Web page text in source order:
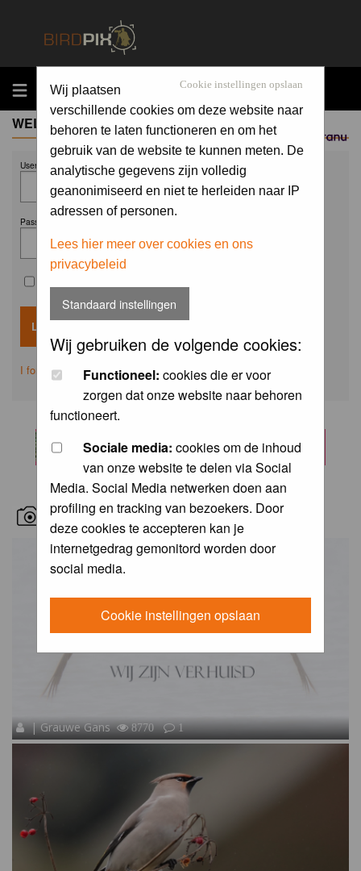
MENU
Sponsored by
Cookie instellingen opslaan
Wij plaatsen
verschillende cookies om deze website naar
behoren te laten functioneren en om het
gebruik van de website te kunnen meten. De
analytische gegevens zijn volledig
geanonimiseerd en niet te herleiden naar IP
adressen of personen.
Lees hier meer over cookies en ons
privacybeleid
Standaard instellingen
Wij gebruiken de volgende cookies:
Functioneel: cookies die er voor
zorgen dat onze website naar behoren
functioneert.
Sociale media: cookies om de inhoud
van onze website te delen via Social
Media. Social Media netwerken doen aan
profiling en tracking van bezoekers. Door
deze cookies te accepteren kan je
internetgedrag gemonitord worden door
social media.
Cookie instellingen opslaan
WELCOME GUEST
Username:
Password:
I forgot my password
RECENT BIRD PICS
| Grauwe Gans 8770 1